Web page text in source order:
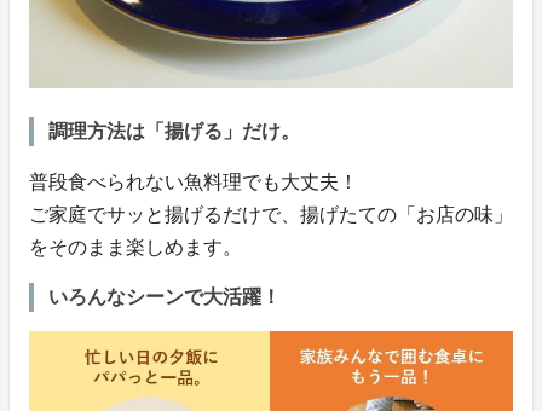
調理方法は「揚げる」だけ。
普段食べられない魚料理でも大丈夫！
ご家庭でサッと揚げるだけで、揚げたての「お店の味」
をそのまま楽しめます。
いろんなシーンで大活躍！